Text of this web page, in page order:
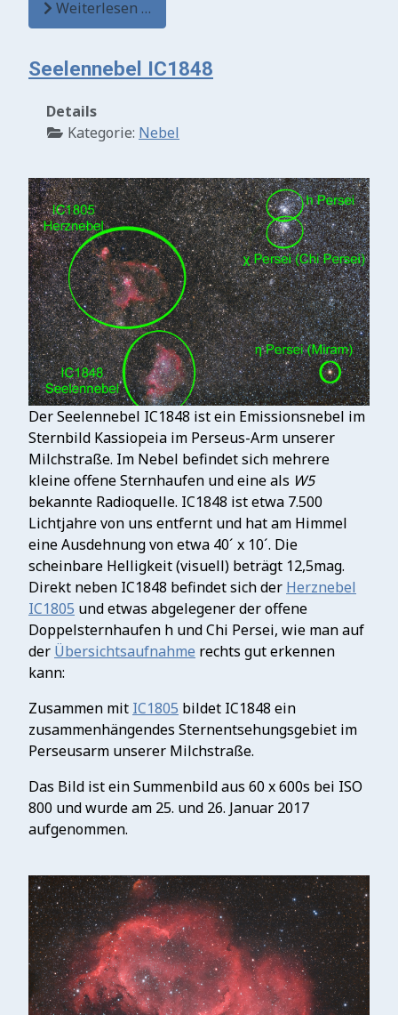
Weiterlesen …
Seelennebel IC1848
Details
Kategorie: Nebel
Der Seelennebel IC1848 ist ein Emissionsnebel im
Sternbild Kassiopeia im Perseus-Arm unserer
Milchstraße. Im Nebel befindet sich mehrere
kleine offene Sternhaufen und eine als W5
bekannte Radioquelle. IC1848 ist etwa 7.500
Lichtjahre von uns entfernt und hat am Himmel
eine Ausdehnung von etwa 40´ x 10´. Die
scheinbare Helligkeit (visuell) beträgt 12,5mag.
Direkt neben IC1848 befindet sich der Herznebel
IC1805 und etwas abgelegener der offene
Doppelsternhaufen h und Chi Persei, wie man auf
der Übersichtsaufnahme rechts gut erkennen
kann:
Zusammen mit IC1805 bildet IC1848 ein
zusammenhängendes Sternentsehungsgebiet im
Perseusarm unserer Milchstraße.
Das Bild ist ein Summenbild aus 60 x 600s bei ISO
800 und wurde am 25. und 26. Januar 2017
aufgenommen.